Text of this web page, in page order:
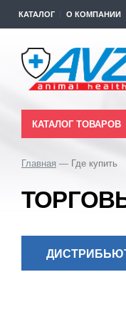
КАТАЛОГ О КОМПАНИИ
КАТАЛОГ ТОВАРОВ
Главная Где купить